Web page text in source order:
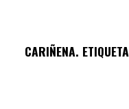
CARIÑENA. ETIQUETA